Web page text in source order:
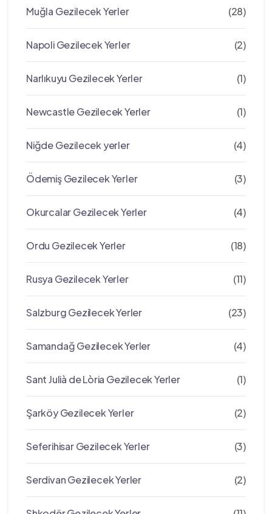
Muğla Gezilecek Yerler (28)
Napoli Gezilecek Yerler (2)
Narlıkuyu Gezilecek Yerler (1)
Newcastle Gezilecek Yerler (1)
Niğde Gezilecek yerler (4)
Ödemiş Gezilecek Yerler (3)
Okurcalar Gezilecek Yerler (4)
Ordu Gezilecek Yerler (18)
Rusya Gezilecek Yerler (11)
Salzburg Gezilecek Yerler (23)
Samandağ Gezilecek Yerler (4)
Sant Julià de Lòria Gezilecek Yerler (1)
Şarköy Gezilecek Yerler (2)
Seferihisar Gezilecek Yerler (3)
Serdivan Gezilecek Yerler (2)